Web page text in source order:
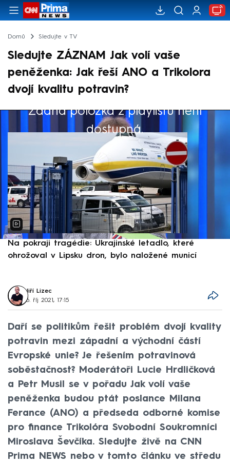
Domů Sledujte v TV
Sledujte ZÁZNAM Jak volí vaše
peněženka: Jak řeší ANO a Trikolora
dvojí kvalitu potravin?
Žádná položka z playlistu není
dostupná.
Výběr redakce
Na pokraji tragédie: Ukrajinské letadlo, které
ohrožoval v Lipsku dron, bylo naložené municí
Jiří Lizec
6. říj 2021, 17:15
Daří se politikům řešit problém dvojí kvality
potravin mezi západní a východní částí
Evropské unie? Je řešením potravinová
soběstačnost? Moderátoři Lucie Hrdličková
a Petr Musil se v pořadu Jak volí vaše
peněženka budou ptát poslance Milana
Ferance (ANO) a předseda odborné komise
pro finance Trikolóra Svobodní Soukromníci
Miroslava Ševčíka. Sledujte živě na CNN
Prima NEWS nebo v tomto článku ve středu